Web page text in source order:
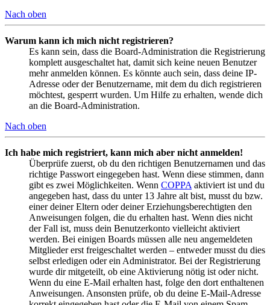
Nach oben
Warum kann ich mich nicht registrieren?
Es kann sein, dass die Board-Administration die Registrierung
komplett ausgeschaltet hat, damit sich keine neuen Benutzer
mehr anmelden können. Es könnte auch sein, dass deine IP-
Adresse oder der Benutzername, mit dem du dich registrieren
möchtest, gesperrt wurden. Um Hilfe zu erhalten, wende dich
an die Board-Administration.
Nach oben
Ich habe mich registriert, kann mich aber nicht anmelden!
Überprüfe zuerst, ob du den richtigen Benutzernamen und das
richtige Passwort eingegeben hast. Wenn diese stimmen, dann
gibt es zwei Möglichkeiten. Wenn COPPA aktiviert ist und du
angegeben hast, dass du unter 13 Jahre alt bist, musst du bzw.
einer deiner Eltern oder deiner Erziehungsberechtigten den
Anweisungen folgen, die du erhalten hast. Wenn dies nicht
der Fall ist, muss dein Benutzerkonto vielleicht aktiviert
werden. Bei einigen Boards müssen alle neu angemeldeten
Mitglieder erst freigeschaltet werden – entweder musst du dies
selbst erledigen oder ein Administrator. Bei der Registrierung
wurde dir mitgeteilt, ob eine Aktivierung nötig ist oder nicht.
Wenn du eine E-Mail erhalten hast, folge den dort enthaltenen
Anweisungen. Ansonsten prüfe, ob du deine E-Mail-Adresse